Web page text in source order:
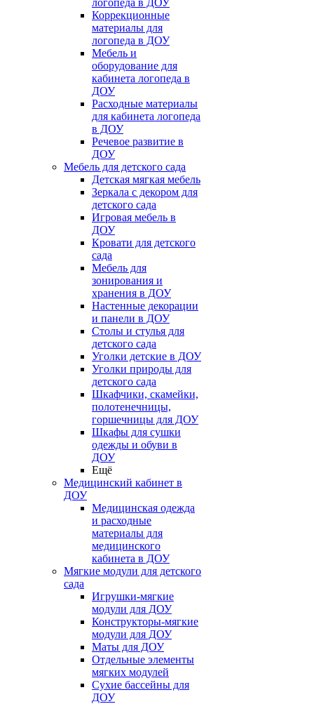
логопеда в ДОУ
Коррекционные
материалы для
логопеда в ДОУ
Мебель и
оборудование для
кабинета логопеда в
ДОУ
Расходные материалы
для кабинета логопеда
в ДОУ
Речевое развитие в
ДОУ
Мебель для детского сада
Детская мягкая мебель
Зеркала с декором для
детского сада
Игровая мебель в
ДОУ
Кровати для детского
сада
Мебель для
зонирования и
хранения в ДОУ
Настенные декорации
и панели в ДОУ
Столы и стулья для
детского сада
Уголки детские в ДОУ
Уголки природы для
детского сада
Шкафчики, скамейки,
полотенечницы,
горшечницы для ДОУ
Шкафы для сушки
одежды и обуви в
ДОУ
Ещё
Медицинский кабинет в
ДОУ
Медицинская одежда
и расходные
материалы для
медицинского
кабинета в ДОУ
Мягкие модули для детского
сада
Игрушки-мягкие
модули для ДОУ
Конструкторы-мягкие
модули для ДОУ
Маты для ДОУ
Отдельные элементы
мягких модулей
Сухие бассейны для
ДОУ